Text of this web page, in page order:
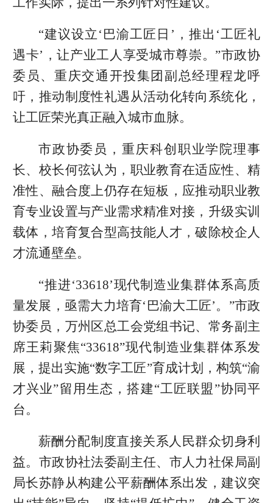
“建议设立‘巴渝工匠日’，推出‘工匠礼
遇卡’，让产业工人享受城市尊崇。”市政协
委员、重庆交通开投集团副总经理程龙呼
吁，推动制度性礼遇从活动化转向系统化，
让工匠荣光真正融入城市血脉。
市政协委员，重庆科创职业学院理事
长、校长何弦认为，职业教育在适应性、精
准性、融合度上仍存在短板，应推动职业教
育专业设置与产业需求精准对接，升级实训
载体，培育复合型高技能人才，破除校企人
才流通壁垒。
“推进‘33618’现代制造业集群体系高质
量发展，亟需大力培育‘巴渝大工匠’。”市政
协委员，万州区总工会党组书记、常务副主
席王莉聚焦“33618”现代制造业集群体系发
展，提出实施“数字工匠”育成计划，构筑“渝
才兴业”留用生态，搭建“工匠联盟”协同平
台。
薪酬分配制度直接关系人民群众切身利
益。市政协社法委副主任、市人力社保局副
局长苏静从构建公平薪酬体系出发，建议突